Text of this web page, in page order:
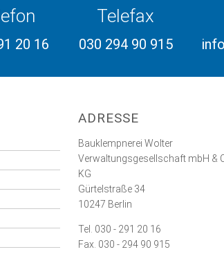
20 16
Telefax
030 294 90 915
ADRESSE
Bauklempnerei Wolter
Verwaltungsgesellschaft mbH &
KG
Gürtelstraße 34
10247 Berlin
Tel. 030 - 291 20 16
Fax. 030 - 294 90 915